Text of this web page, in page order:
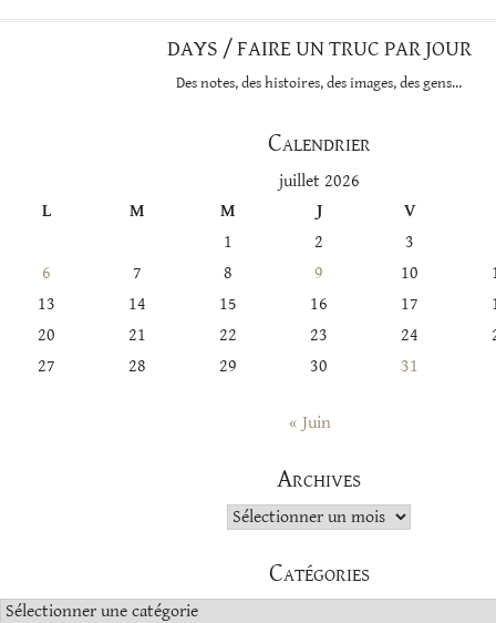
DAYS / FAIRE UN TRUC PAR JOUR
Des notes, des histoires, des images, des gens…
Calendrier
juillet 2026
L
M M J
V
1
2
3
6
7 8 9 10
13
14 15 16 17
20
21 22 23 24
27
28 29 30 31
« Juin
Archives
Archives
Catégories
Catégories